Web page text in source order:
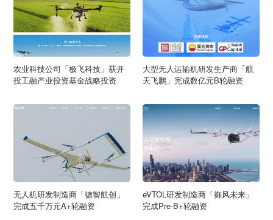
农业科技公司「极飞科技」获开
投工融产业投资基金战略投资
大型无人运输机研发生产商「航
天飞鹏」完成数亿元B轮融资
无人机研发制造商「德智航创」
完成五千万元A+轮融资
eVTOL研发制造商「御风未来」
完成Pre-B+轮融资